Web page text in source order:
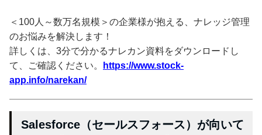
＜100人～数万名規模＞の企業様が抱える、ナレッジ管理
のお悩みを解決します！
詳しくは、3分で分かるナレカン資料をダウンロードし
て、ご確認ください。
https://www.stock-
app.info/narekan/
Salesforce（セールスフォース）が向いて